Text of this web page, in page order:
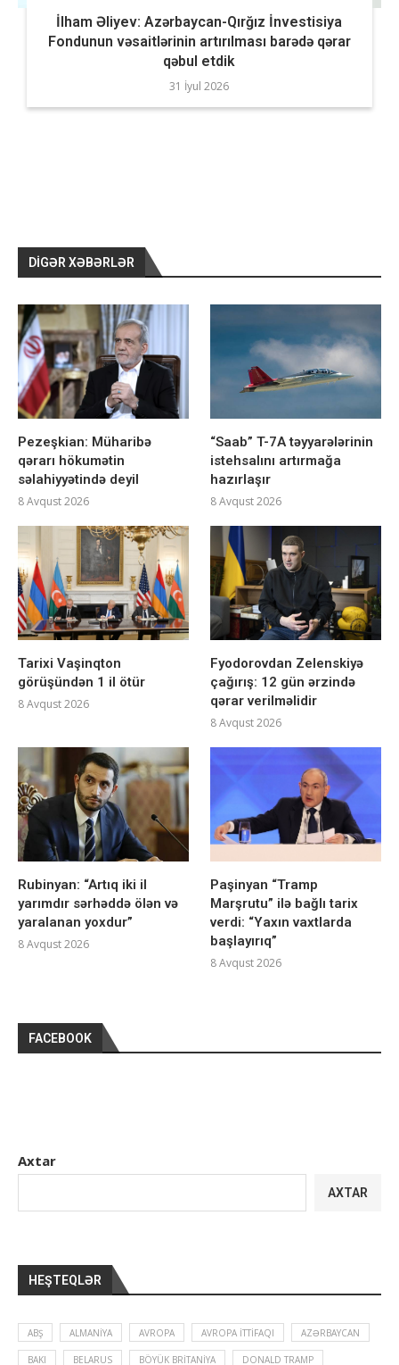
İlham Əliyev: Azərbaycan-Qırğız İnvestisiya
Fondunun vəsaitlərinin artırılması barədə qərar
qəbul etdik
31 İyul 2026
DIGƏR XƏBƏRLƏR
Pezeşkian: Müharibə
qərarı hökumətin
səlahiyyətində deyil
8 Avqust 2026
“Saab” T-7A təyyarələrinin
istehsalını artırmağa
hazırlaşır
8 Avqust 2026
Tarixi Vaşinqton
görüşündən 1 il ötür
8 Avqust 2026
Fyodorovdan Zelenskiyə
çağırış: 12 gün ərzində
qərar verilməlidir
8 Avqust 2026
Rubinyan: “Artıq iki il
yarımdır sərhəddə ölən və
yaralanan yoxdur”
8 Avqust 2026
Paşinyan “Tramp
Marşrutu” ilə bağlı tarix
verdi: “Yaxın vaxtlarda
başlayırıq”
8 Avqust 2026
FACEBOOK
Axtar
AXTAR
HEŞTEQLƏR
ABŞ ALMANIYA AVROPA AVROPA İTTIFAQI AZƏRBAYCAN
BAKI BELARUS BÖYÜK BRITANIYA DONALD TRAMP